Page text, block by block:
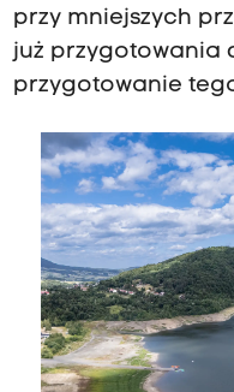
przy mniejszych
już przygotowania
przygotowanie